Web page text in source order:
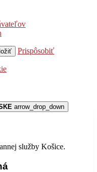
Prispôsobiť
arrow_drop_down
služby Košice.